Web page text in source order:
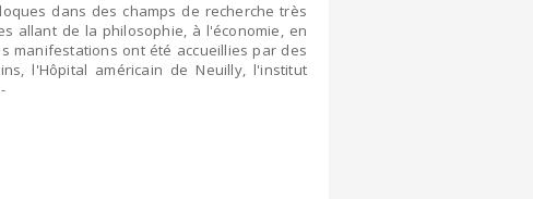
dans des champs de recherche très
allant de la philosophie, à l'économie, en
manifestations ont été accueillies par des
l'Hôpital américain de Neuilly, l'institut